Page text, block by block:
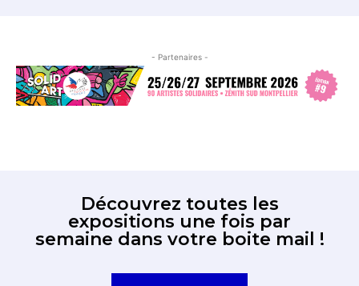
- Partenaires -
Découvrez toutes les
expositions une fois par
semaine dans votre boite mail !